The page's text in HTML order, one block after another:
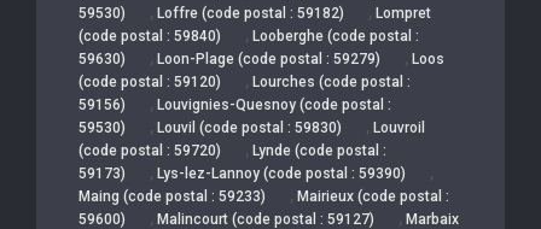
59530)
, Loffre (code postal : 59182) , Lompret
(code postal : 59840)
, Looberghe (code postal :
59630)
, Loon-Plage (code postal : 59279) , Loos
(code postal : 59120)
, Lourches (code postal :
59156)
, Louvignies-Quesnoy (code postal :
59530)
, Louvil (code postal : 59830) , Louvroil
(code postal : 59720)
, Lynde (code postal :
59173)
, Lys-lez-Lannoy (code postal : 59390) ,
Maing (code postal : 59233) , Mairieux (code postal :
59600)
, Malincourt (code postal : 59127) , Marbaix